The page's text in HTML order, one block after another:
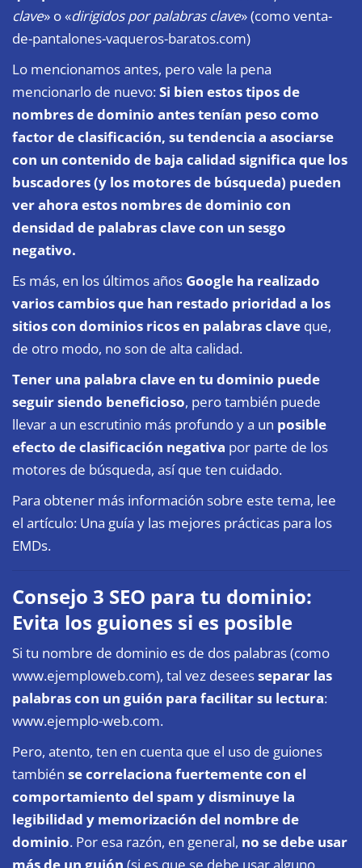
clave» o «dirigidos por palabras clave» (como venta-
de-pantalones-vaqueros-baratos.com)
Lo mencionamos antes, pero vale la pena
mencionarlo de nuevo:Si bien estos tipos de
nombres de dominio antes tenían peso como
factor de clasificación, su tendencia a asociarse
con un contenido de baja calidad significa que los
buscadores (y los motores de búsqueda) pueden
ver ahora estos nombres de dominio con
densidad de palabras clave con un sesgo
negativo.
Es más, en los últimos años Google ha realizado
varios cambios que han restado prioridad a los
sitios con dominios ricos en palabras clave que,
de otro modo, no son de alta calidad.
Tener una palabra clave en tu dominio puede
seguir siendo beneficioso, pero también puede
llevar a un escrutinio más profundo y a un posible
efecto de clasificación negativa por parte de los
motores de búsqueda, así que ten cuidado.
Para obtener más información sobre este tema, lee
el artículo: Una guía y las mejores prácticas para los
EMDs.
Consejo 3 SEO para tu dominio:
Evita los guiones si es posible
Si tu nombre de dominio es de dos palabras (como
www.ejemploweb.com), tal vez deseesseparar las
palabras con un guión para facilitar su lectura:
www.ejemplo-web.com.
Pero, atento, ten en cuenta que el uso de guiones
también se correlaciona fuertemente con el
comportamiento del spam y disminuye la
legibilidad y memorización del nombre de
dominio. Por esa razón, en general, no se debe usar